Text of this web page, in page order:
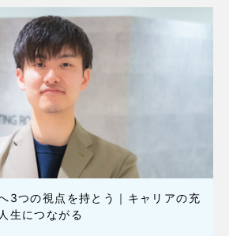
3つの視点を持とう｜キャリアの充
生につながる